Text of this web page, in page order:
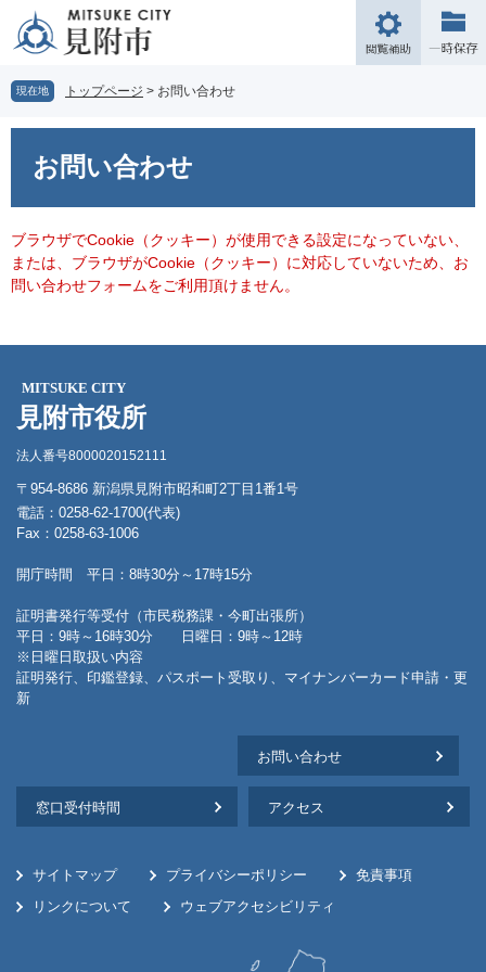
の
先
頭
ー
を
飛
文
へ
閲
覧
現在地 トップページ > お問い合わせ
お問い合わせ
ブラウザでCookie（クッキー）が使用できる設定になっていない、
または、ブラウザがCookie（クッキー）に対応していないため、お
問い合わせフォームをご利用頂けません。
MITSUKE CITY
見附市役所
法人番号8000020152111
〒954-8686 新潟県見附市昭和町2丁目1番1号
電話：0258-62-1700(代表)
Fax：0258-63-1006
開庁時間 平日：8時30分～17時15分
証明書発行等受付（市民税務課・今町出張所）
平日：9時～16時30分 日曜日：9時～12時
※日曜日取扱い内容
証明発行、印鑑登録、パスポート受取り、マイナンバーカード申請・更
新
お問い合わせ
窓口受付時間 アクセス
サイトマップ プライバシーポリシー
免責事項
リンクについて
ウェブアクセシビリティ